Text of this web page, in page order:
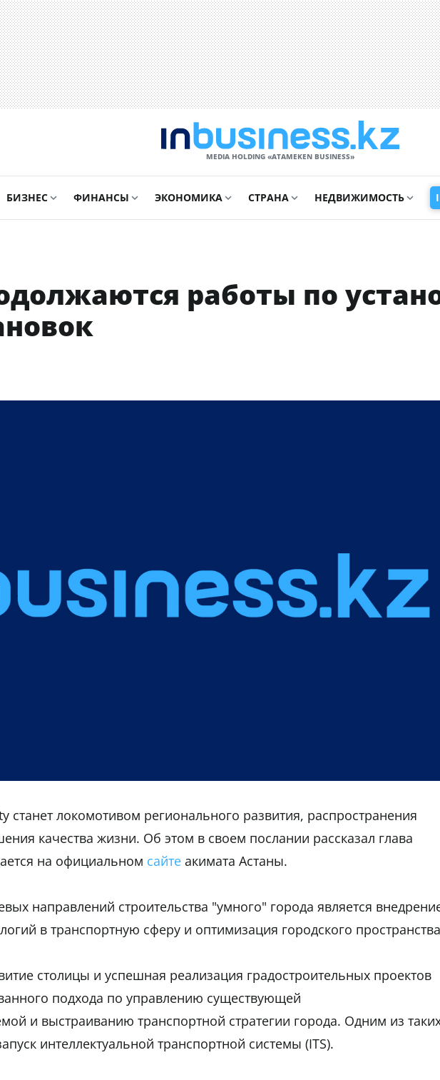
MEDIA HOLDING «ATAMEKЕN BUSINESS»
БИЗНЕС ФИНАНСЫ ЭКОНОМИКА СТРАНА НЕДВИЖИМОСТЬ
работы по
станет локомотивом регионального развития, распространения
качества жизни. Об этом в своем послании рассказал глава
на официальном сайте акимата Астаны.
направлений строительства "умного" города является
в транспортную сферу и оптимизация городского
столицы и успешная реализация градостроительных проектов
подхода по управлению существующей
и выстраиванию транспортной стратегии города. Одним из
интеллектуальной транспортной системы (ITS).